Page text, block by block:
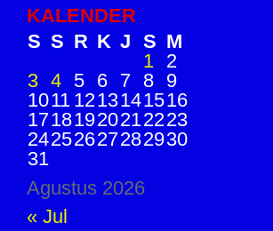
KALENDER
Agustus 2026
S S R K J S M
1 2
3 4 5 6 7 8 9
1011 1213141516
17181920212223
24252627282930
31
« Jul